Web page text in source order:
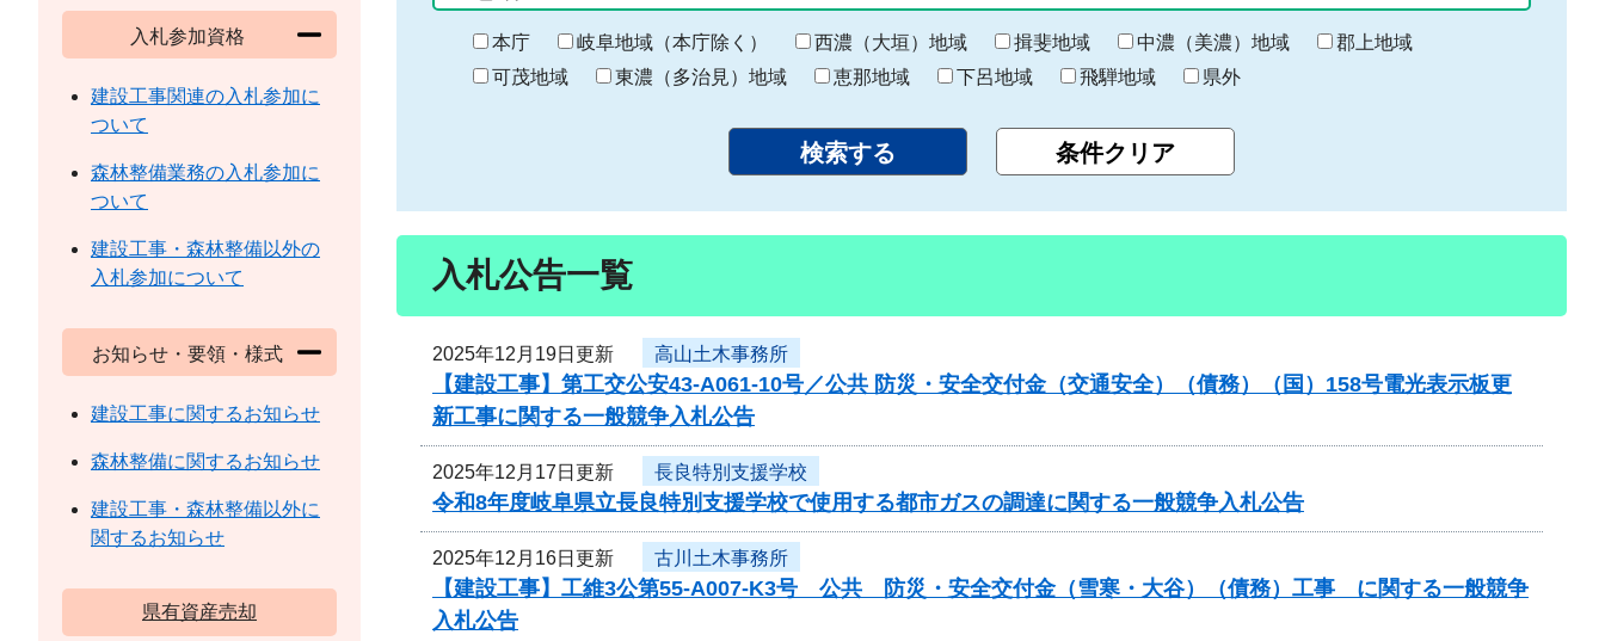
始
ま
り
終
わ
り
本庁 岐阜地域（本庁除く） 西濃（大垣）地域 揖斐地域 中濃（美濃）地域
郡上地域
可茂地域
東濃（多治見）地域 恵那地域 下呂地域 飛騨地域 県外
入札公告一覧
2025年12月19日更新 高山土木事務所
【建設工事】第工交公安43-A061-10号／公共 防災・安全交付金（交通安全）（債務）（国）158号電光表示板更
新工事に関する一般競争入札公告
2025年12月17日更新 長良特別支援学校
令和8年度岐阜県立長良特別支援学校で使用する都市ガスの調達に関する一般競争入札公告
2025年12月16日更新 古川土木事務所
【建設工事】工維3公第55-A007-K3号 公共 防災・安全交付金（雪寒・大谷）（債務）工事 に関する一般競争
入札公告
入札参加資格
建設工事関連の入札参加に
ついて
森林整備業務の入札参加に
ついて
建設工事・森林整備以外の
入札参加について
お知らせ・要領・様式
建設工事に関するお知らせ
森林整備に関するお知らせ
建設工事・森林整備以外に
関するお知らせ
県有資産売却